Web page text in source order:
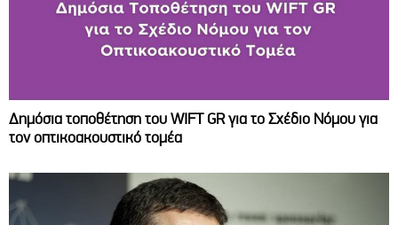
Δημόσια τοποθέτηση του WIFT GR για το Σχέδιο Νόμου για
τον οπτικοακουστικό τομέα